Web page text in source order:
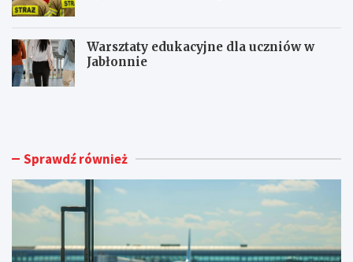
Warsztaty edukacyjne dla uczniów w
Jabłonnie
L
n
i
p
r
L
o
a
y
a
Sprawdź również